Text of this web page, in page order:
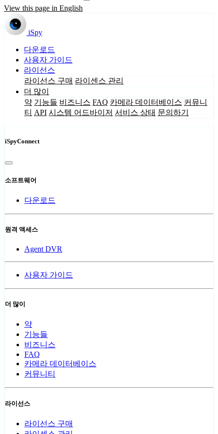
View this page in English
iSpy
다운로드
사용자 가이드
라이선스
라이선스 구매 라이센스 관리
더 많이
약 기능들 비즈니스 FAQ 카메라 데이터베이스 커뮤니
티 API 시스템 어드바이저 서비스 상태 문의하기
iSpyConnect
소프트웨어
다운로드
원격 액세스
Agent DVR
사용자 가이드
더 많이
약
기능들
비즈니스
FAQ
카메라 데이터베이스
커뮤니티
라이선스
라이선스 구매